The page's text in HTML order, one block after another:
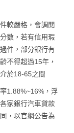
較嚴格，會調閱
數，若有信用瑕
件，部分銀行有
不得超過15年，
於18-65之間
1.88%~16%，浮
家銀行汽車貸款
，以官網公告為